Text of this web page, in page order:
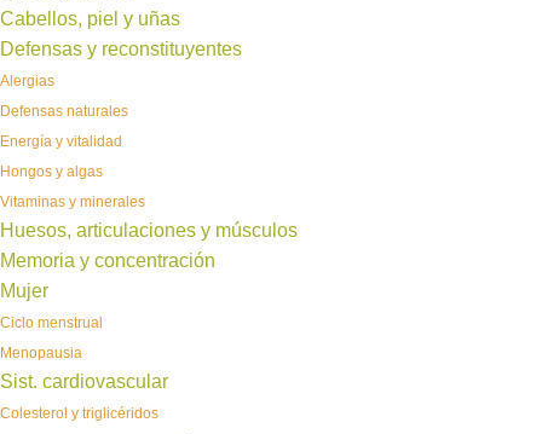
Cabellos, piel y uñas
Defensas y reconstituyentes
Alergias
Defensas naturales
Energía y vitalidad
Hongos y algas
Vitaminas y minerales
Huesos, articulaciones y músculos
Memoria y concentración
Mujer
Ciclo menstrual
Menopausia
Sist. cardiovascular
Colesterol y triglicéridos